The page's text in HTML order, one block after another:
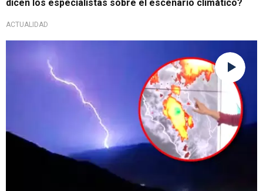
dicen los especialistas sobre el escenario climático?
ACTUALIDAD